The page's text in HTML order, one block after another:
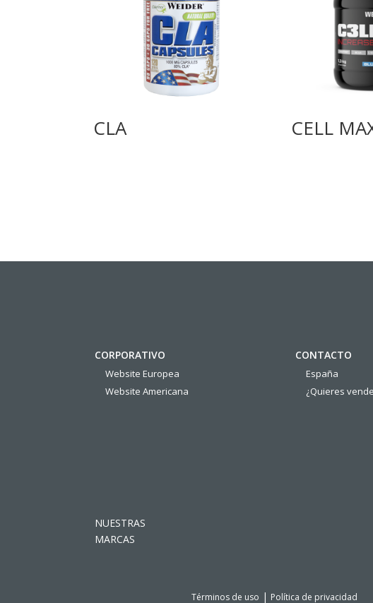
CLA CELL
CORPORATIVO
Website Europea
Website Americana
CONTACTO
España
¿Quieres
NUESTRAS
MARCAS
Términos de uso | Política de privacidad